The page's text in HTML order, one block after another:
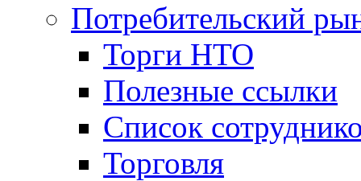
Потребительский
Торги НТО
Полезные ссылки
Список
Торговля